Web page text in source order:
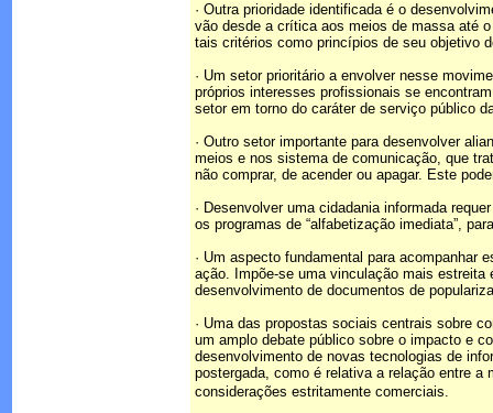
· Outra prioridade identificada é o
vão desde a crítica aos meios de massa até
tais critérios como princípios de seu objetivo
· Um setor prioritário a envolver nesse
próprios interesses profissionais se
setor em torno do caráter de serviço público
· Outro setor importante para desenvolver
meios e nos sistema de comunicação, que
não comprar, de acender ou apagar. Este
· Desenvolver uma cidadania informada
os programas de “alfabetização imediata”,
· Um aspecto fundamental para acompanhar
ação. Impõe-se uma vinculação mais
desenvolvimento de documentos de
· Uma das propostas sociais centrais sobre
um amplo debate público sobre o impacto e
desenvolvimento de novas tecnologias de
postergada, como é relativa a relação entre
considerações estritamente comerciais.